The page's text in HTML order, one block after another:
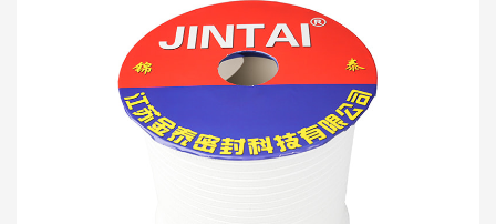
Nakatiis ng matinding temperatura mula -328 ° F
hanggang 500 ° F (-200 ° C hanggang 260 ° C),
ginagawa itong isang mainam na pagpipilian para sa
mga application na may mataas na temperatura na